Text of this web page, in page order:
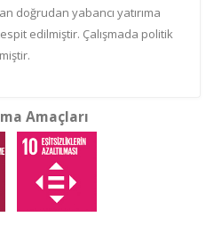
doğrudan yabancı yatırıma
edilmiştir. Çalışmada politik
Amaçları